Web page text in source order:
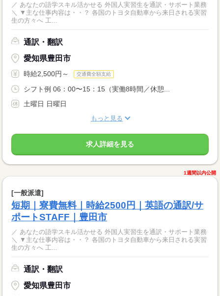
／ あなたの語学スキル活かせる 外国人実習生を通訳・サポート業務
＼ ▼主な仕事内容は・・？ 各国のトヨタ自動車から来日される実習
生の方々へ 工...
通訳・翻訳
愛知県豊田市
時給2,500円～ 交通費全額支給
シフト例 06：00〜15：15（実働8時間／休憩...
土曜日 日曜日
もっと見る
求人詳細を見る
1週間以内公開
[一般派遣]
短期｜寮費無料｜時給2500円｜英語の通訳/サ
ポートSTAFF｜豊田市
／ あなたの語学スキル活かせる 外国人実習生を通訳・サポート業務
＼ ▼主な仕事内容は・・？ 各国のトヨタ自動車から来日される実習
生の方々へ 工...
通訳・翻訳
愛知県豊田市